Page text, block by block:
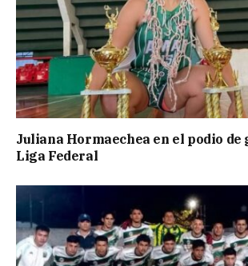
Juliana Hormaechea en el podio de
Liga Federal